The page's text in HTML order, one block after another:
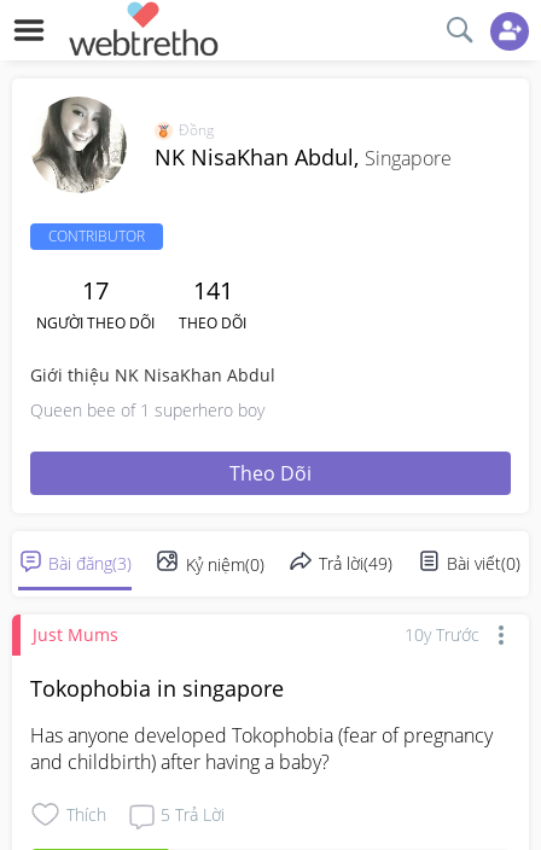
Đồng
NK NisaKhan Abdul, Singapore
CONTRIBUTOR
17
NGƯỜI THEO DÕI
141
THEO DÕI
Giới thiệu NK NisaKhan Abdul
Queen bee of 1 superhero boy
Theo Dõi
Bài đăng(3) Kỷ niệm(0) Trả lời(49) Bài viết(0)
Just Mums 10y Trước
Tokophobia in singapore
Has anyone developed Tokophobia (fear of pregnancy
and childbirth) after having a baby?
Thích 5 Trả Lời